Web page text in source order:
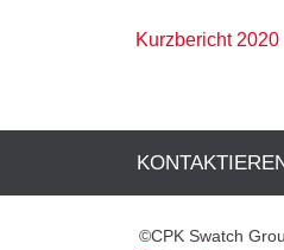
Kurzbericht 2020
©CPK Swatch